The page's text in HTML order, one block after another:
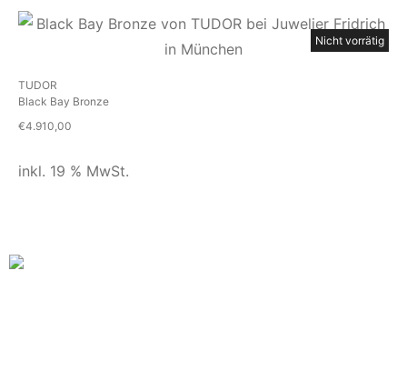
Nicht vorrätig
TUDOR
Black Bay Bronze
€4.910,00
inkl. 19 % MwSt.